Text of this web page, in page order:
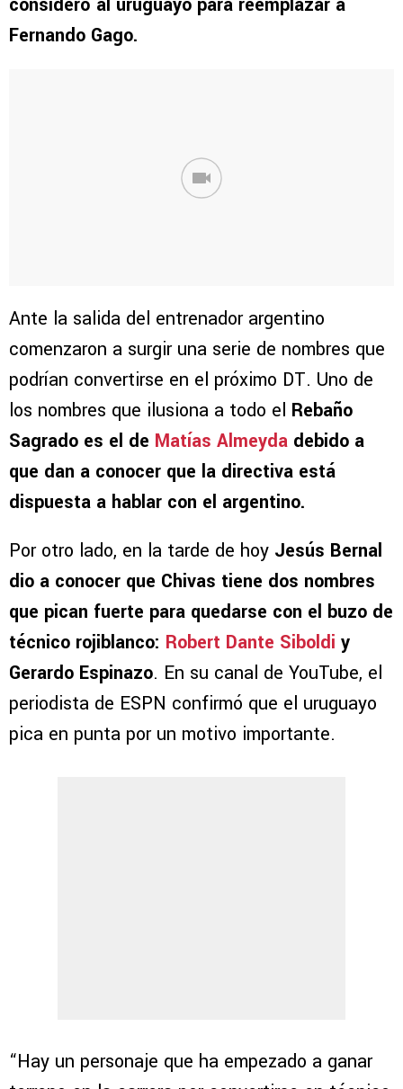
consideró al uruguayo para reemplazar a
Fernando Gago.
Ante la salida del entrenador argentino
comenzaron a surgir una serie de nombres que
podrían convertirse en el próximo DT. Uno de
los nombres que ilusiona a todo el Rebaño
Sagrado es el de Matías Almeyda debido a
que dan a conocer que la directiva está
dispuesta a hablar con el argentino.
Por otro lado, en la tarde de hoy Jesús Bernal
dio a conocer que Chivas tiene dos nombres
que pican fuerte para quedarse con el buzo de
técnico rojiblanco: Robert Dante Siboldi y
Gerardo Espinazo. En su canal de YouTube, el
periodista de ESPN confirmó que el uruguayo
pica en punta por un motivo importante.
“Hay un personaje que ha empezado a ganar